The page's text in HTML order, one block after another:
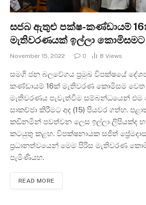
සජබ ඇතුළු පක්ෂ-කණ්ඩායම්
මැතිවරණයක් ඉල්ලා කොමිසමට
November 15, 2022 0 8 Views
සමගි ජන බලවේගය ප්‍රමුඛ විපක්ෂයේ
කණ්ඩායම් 16ක් මැතිවරණ කොමිසම වෙත
මැතිවරණය පැවැත්වීම සම්බන්ධයෙන්
සාකච්ජා කිරීමට අද (15) පියවර ගත්හ.
කඩිනමින් පවත්වන ලෙස ඉල්ලා ලිපියක්ද
කටයුතු කළහ. විපක්ෂනායක සජිත්
ප්‍රධානත්වයෙන් මෙම පිරිස මැතිවරණ
පැමිණියහ.
READ MORE